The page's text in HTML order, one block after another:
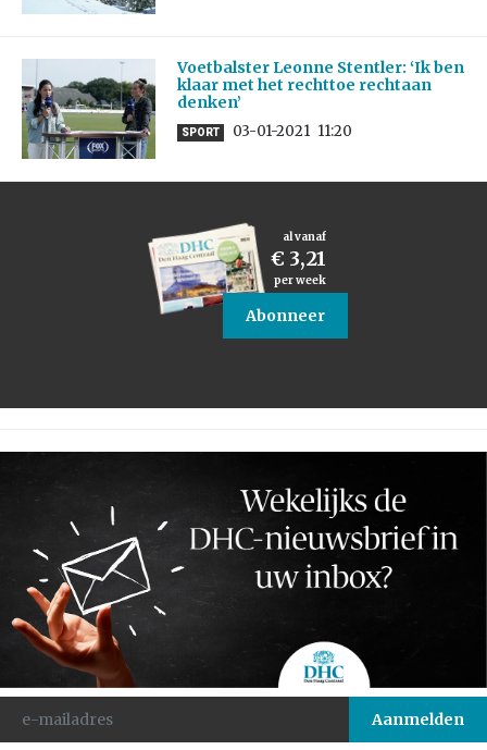
Voetbalster Leonne Stentler: ‘Ik ben
klaar met het rechttoe rechtaan
denken’
SPORT 03-01-2021 11:20
al vanaf
€ 3,21
per week
Abonneer